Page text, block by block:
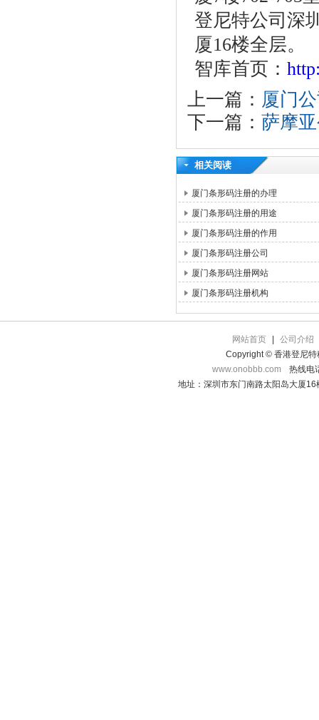
登尼特公司深
厦16楼全层。
智库首页：
上一篇： 厦门
下一篇： 萨摩
相关阅读
厦门条形码注册的办理
厦门条形码注册的用途
厦门条形码注册的作用
厦门条形码注册公司
厦门条形码注册网站
厦门条形码注册机构
网站首页
公司介绍
Copyright © 香港登尼特
www.onobbb.com
热线电
地址：深圳市东门南路太阳岛大厦